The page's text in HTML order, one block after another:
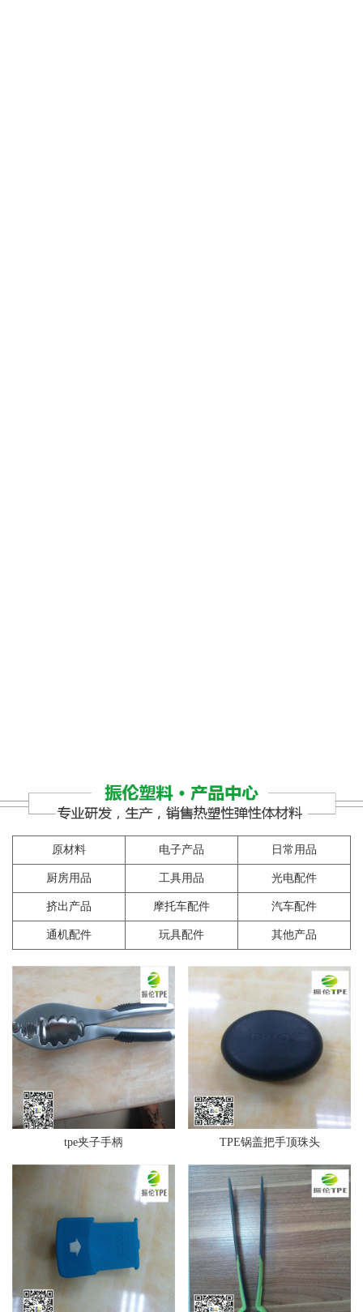
原材料 电子产品 日常用品
厨房用品 工具用品 光电配件
挤出产品 摩托车配件 汽车配件
通机配件 玩具配件 其他产品
tpe夹子手柄 TPE锅盖把手顶珠头